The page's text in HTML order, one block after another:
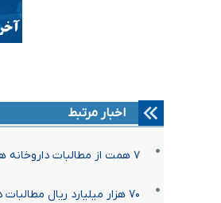
اخبار مرتبط
۷ همت از مطالبات داروخانه ها پرداخت شد
۷۰ هزار میلیارد ریال مطالبات دارویی و درمانی پرداخت شد